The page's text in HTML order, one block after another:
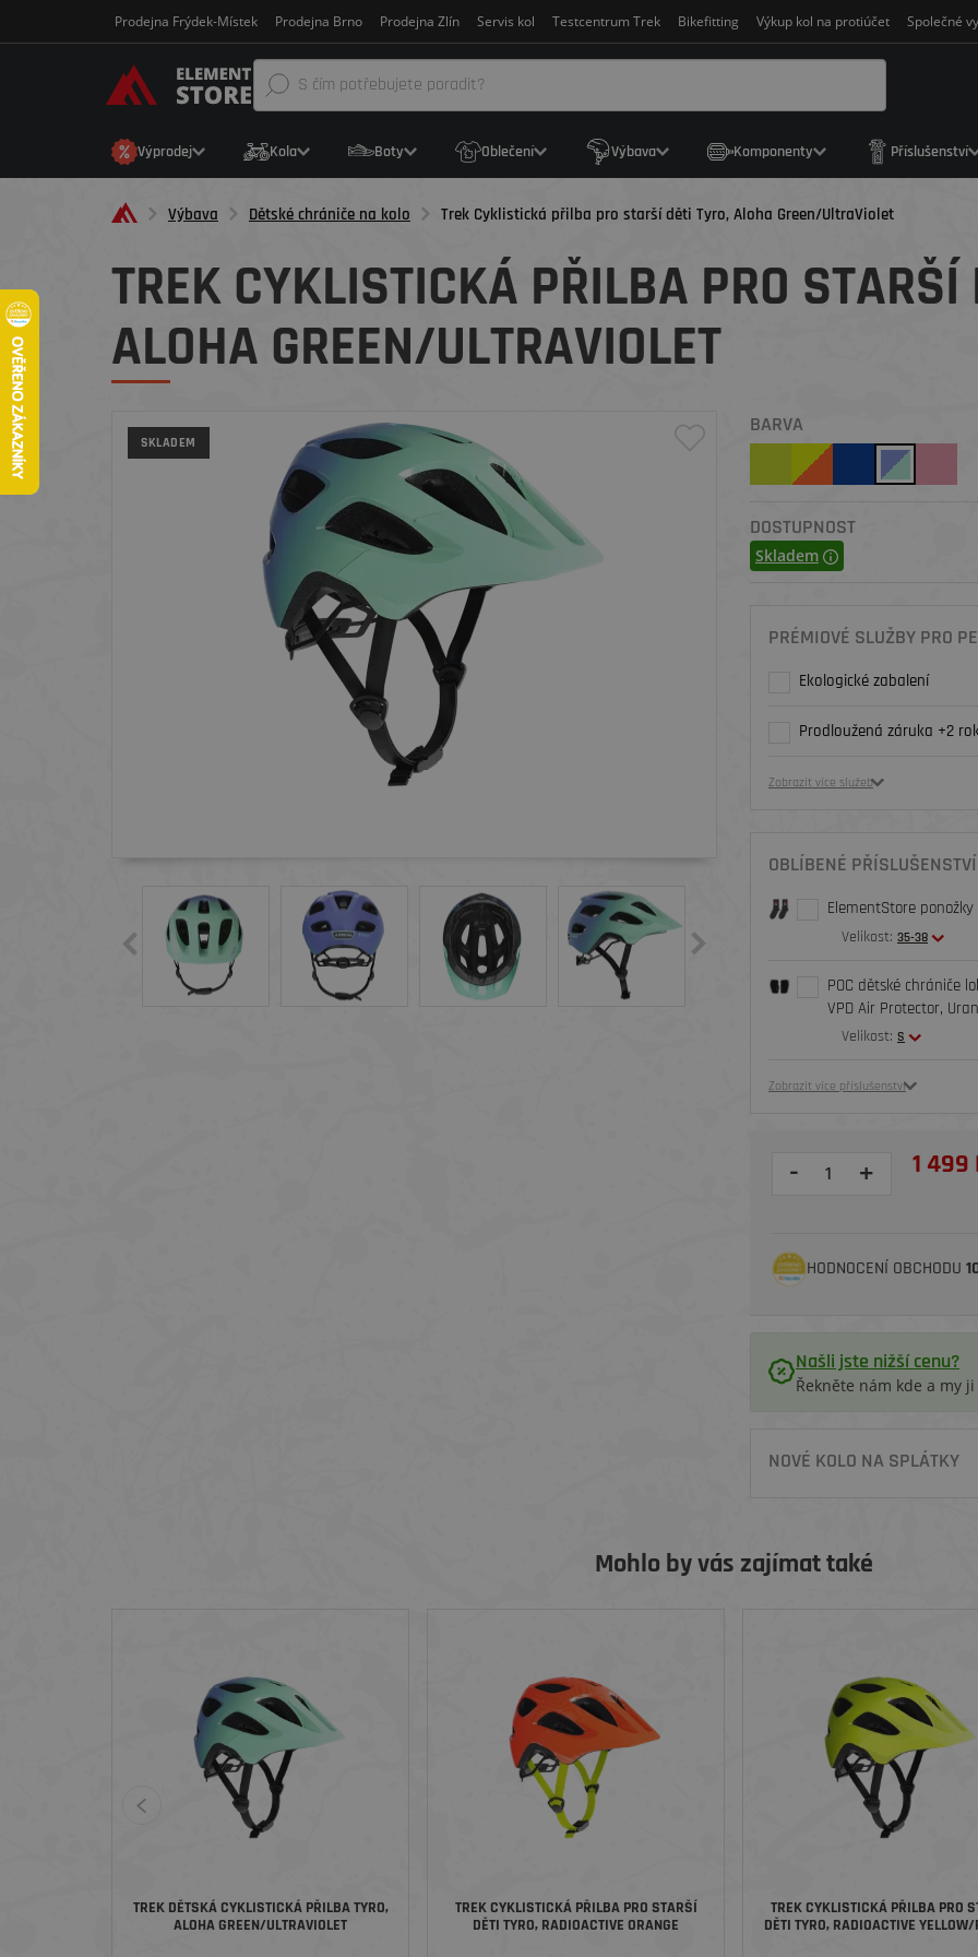
Prodejna Frýdek-Místek Prodejna Brno Prodejna Zlín Servis kol Testcentrum Trek Bikefitting Výkup kol na protiúčet Společné
Výprodej Kola Boty Oblečení Výbava Komponenty Příslušenství
Výbava Dětské chrániče na kolo Trek Cyklistická přilba pro starší děti Tyro, Aloha Green/UltraViolet
TREK CYKLISTICKÁ PŘILBA PRO STARŠÍ
ALOHA GREEN/ULTRAVIOLET
SKLADEM
BARVA
DOSTUPNOST
Skladem
PRÉMIOVÉ SLUŽBY PRO
Ekologické zabalení
Prodloužená záruka +2
Zobrazit více služeb
OBLÍBENÉ PŘÍSLUŠENSTVÍ
ElementStore
Velikost: 35-38
POC dětské chrániče
VPD Air Protector,
Velikost: S
Zobrazit více příslušenství
- + 1 499
HODNOCENÍ OBCHODU
Našli jste nižší cenu?
Řekněte nám kde a my
NOVÉ KOLO NA SPLÁTKY
Mohlo by vás zajímat také
TREK DĚTSKÁ CYKLISTICKÁ PŘILBA TYRO,
ALOHA GREEN/ULTRAVIOLET
TREK CYKLISTICKÁ PŘILBA PRO STARŠÍ
DĚTI TYRO, RADIOACTIVE ORANGE
TREK CYKLISTICKÁ PŘILBA PRO
DĚTI TYRO, RADIOACTIVE YELLOW/